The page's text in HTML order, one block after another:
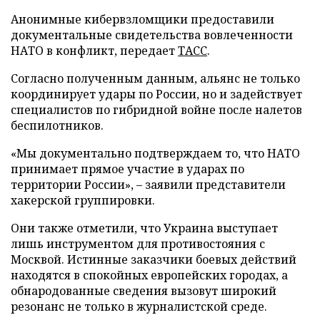
Анонимные кибервзломщики предоставили
документальные свидетельства вовлеченности
НАТО в конфликт, передаетТАСС.
Согласно полученным данным, альянс не только
координирует удары по России, но и задействует
специалистов по гибридной войне после налетов
беспилотников.
«Мы документально подтверждаем то, что НАТО
принимает прямое участие в ударах по
территории России», – заявили представители
хакерской группировки.
Они также отметили, что Украина выступает
лишь инструментом для противостояния с
Москвой. Истинные заказчики боевых действий
находятся в спокойных европейских городах, а
обнародованные сведения вызовут широкий
резонанс не только в журналистской среде.